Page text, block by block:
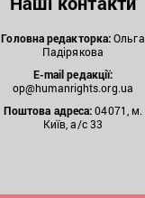
Головна редакторка:Ольга
Падірякова
E-mail редакції:
op@humanrights.org.ua
Поштова адреса:04071, м.
Київ, а/с 33